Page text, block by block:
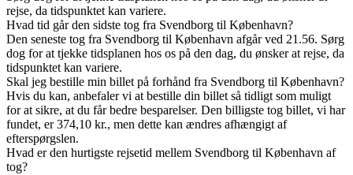
rejse, da tidspunktet kan variere.
Hvad tid går den sidste tog fra Svendborg til København?
Den seneste tog fra Svendborg til København afgår ved 21.56. Sørg
dog for at tjekke tidsplanen hos os på den dag, du ønsker at rejse, da
tidspunktet kan variere.
Skal jeg bestille min billet på forhånd fra Svendborg til København?
Hvis du kan, anbefaler vi at bestille din billet så tidligt som muligt
for at sikre, at du får bedre besparelser. Den billigste tog billet, vi har
fundet, er 374,10 kr., men dette kan ændres afhængigt af
efterspørgslen.
Hvad er den hurtigste rejsetid mellem Svendborg til København af
tog?